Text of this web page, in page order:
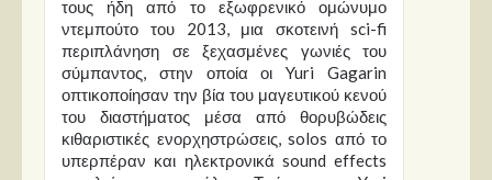
τους ήδη από το εξωφρενικό ομώνυμο
ντεμπούτο του 2013, μια σκοτεινή sci-fi
περιπλάνηση σε ξεχασμένες γωνιές του
σύμπαντος, στην οποία οι Yuri Gagarin
οπτικοποίησαν την βία του μαγευτικού κενού
του διαστήματος μέσα από θορυβώδεις
κιθαριστικές ενορχηστρώσεις, solos από το
υπερπέραν και ηλεκτρονικά sound effects